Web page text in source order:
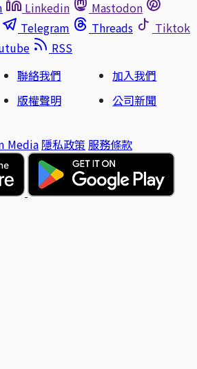
Linkedin
Mastodon
Telegram Threads
Tiktok
RSS
聯絡我們
加入我們
版權聲明
公司新聞
Media 隱私政策 服務條款